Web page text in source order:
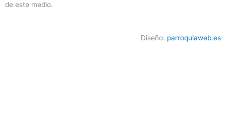
de este medio.
Diseño: parroquiaweb.es